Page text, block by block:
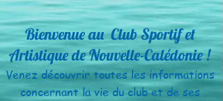
Bienvenue au Club Sportif et
Artistique de Nouvelle-Calédonie !
Venez découvrir toutes les informations
concernant la vie du club et de ses